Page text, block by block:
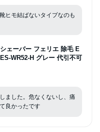
ヒモ結ばないタイプなのも
ェーバー フェリエ 除毛 E
WR52-H グレー 代引不可
ました。危なくないし、痛
良かったです